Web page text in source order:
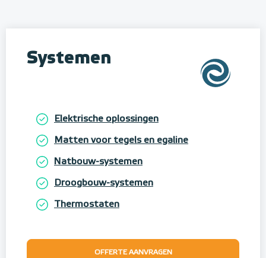
Systemen
Elektrische oplossingen
Matten voor tegels en egaline
Natbouw-systemen
Droogbouw-systemen
Thermostaten
OFFERTE AANVRAGEN